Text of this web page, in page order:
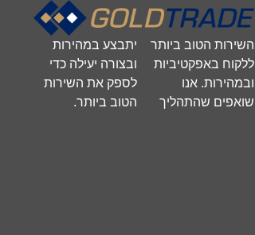
השירות הטוב ביותר
ללקוח באפקטיביות
ובמהירות. אנו
שואפים שהתהליך
יתבצע במהירות
ובצורה יעילה כדי
לספק את השירות
הטוב ביותר.